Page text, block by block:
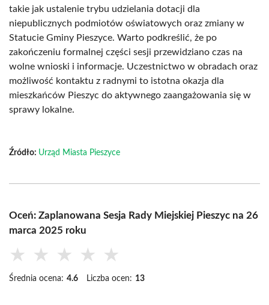
takie jak ustalenie trybu udzielania dotacji dla
niepublicznych podmiotów oświatowych oraz zmiany w
Statucie Gminy Pieszyce. Warto podkreślić, że po
zakończeniu formalnej części sesji przewidziano czas na
wolne wnioski i informacje. Uczestnictwo w obradach oraz
możliwość kontaktu z radnymi to istotna okazja dla
mieszkańców Pieszyc do aktywnego zaangażowania się w
sprawy lokalne.
Źródło: Urząd Miasta Pieszyce
Oceń: Zaplanowana Sesja Rady Miejskiej Pieszyc na 26
marca 2025 roku
★ ★ ★ ★ ★
Średnia ocena: 4.6 Liczba ocen: 13